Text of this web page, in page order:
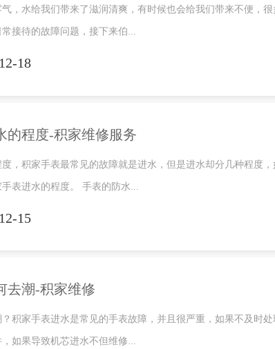
，水给我们带来了滋润清爽，有时候也会给我们带来不便，
接待的故障问题，接下来伯...
18
的程度-积家维修服务
，积家手表最常见的故障就是进水，但是进水却分几种程度
表进水的程度。 手表的防水...
15
去潮-积家维修
积家手表进水是常见的手表故障，并且很严重，如果不及时
，如果导致机芯进水不但维修...